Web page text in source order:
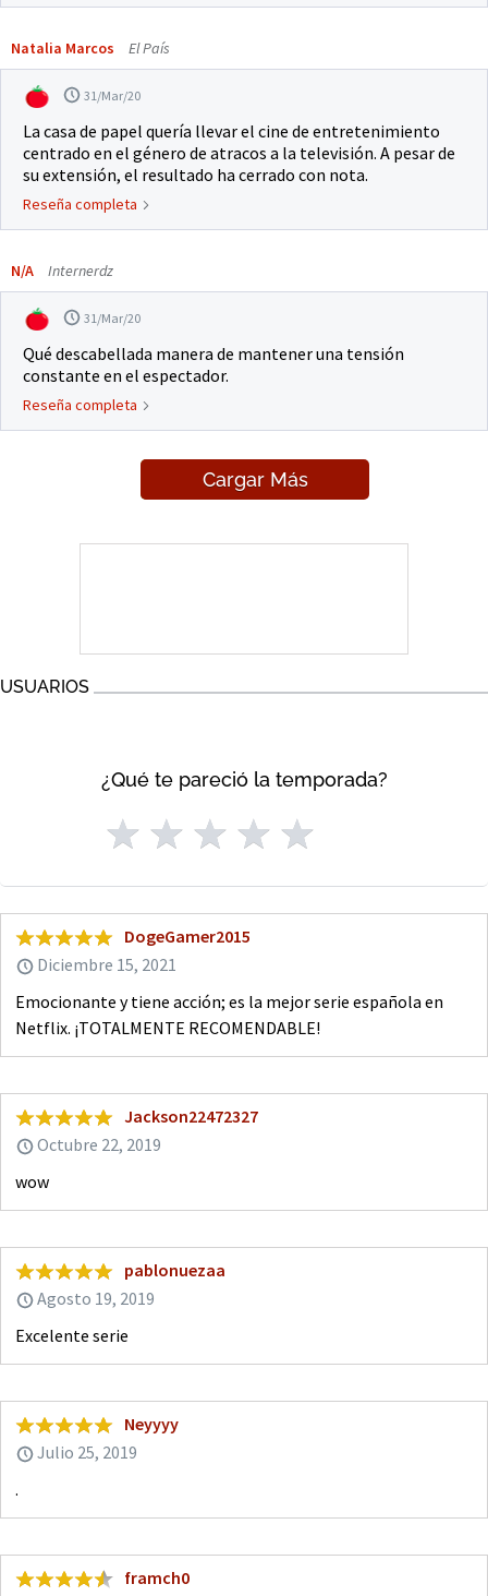
Natalia Marcos El País
31/Mar/20
La casa de papel quería llevar el cine de entretenimiento
centrado en el género de atracos a la televisión. A pesar de
su extensión, el resultado ha cerrado con nota.
Reseña completa
N/A Internerdz
31/Mar/20
Qué descabellada manera de mantener una tensión
constante en el espectador.
Reseña completa
Cargar Más
USUARIOS
¿Qué te pareció la temporada?
DogeGamer2015
Diciembre 15, 2021
Emocionante y tiene acción; es la mejor serie española en
Netflix. ¡TOTALMENTE RECOMENDABLE!
Jackson22472327
Octubre 22, 2019
wow
pablonuezaa
Agosto 19, 2019
Excelente serie
Neyyyy
Julio 25, 2019
.
framch0